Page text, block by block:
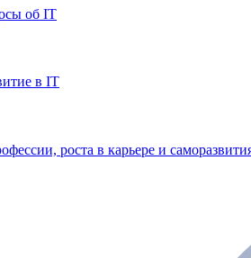
об IT
в IT
роста в карьере и